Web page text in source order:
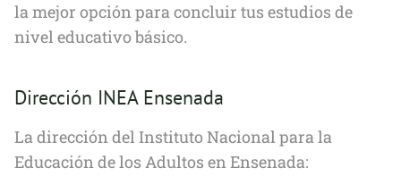
la mejor opción para concluir tus estudios de
nivel educativo básico.
Dirección INEA Ensenada
La dirección del Instituto Nacional para la
Educación de los Adultos en Ensenada: